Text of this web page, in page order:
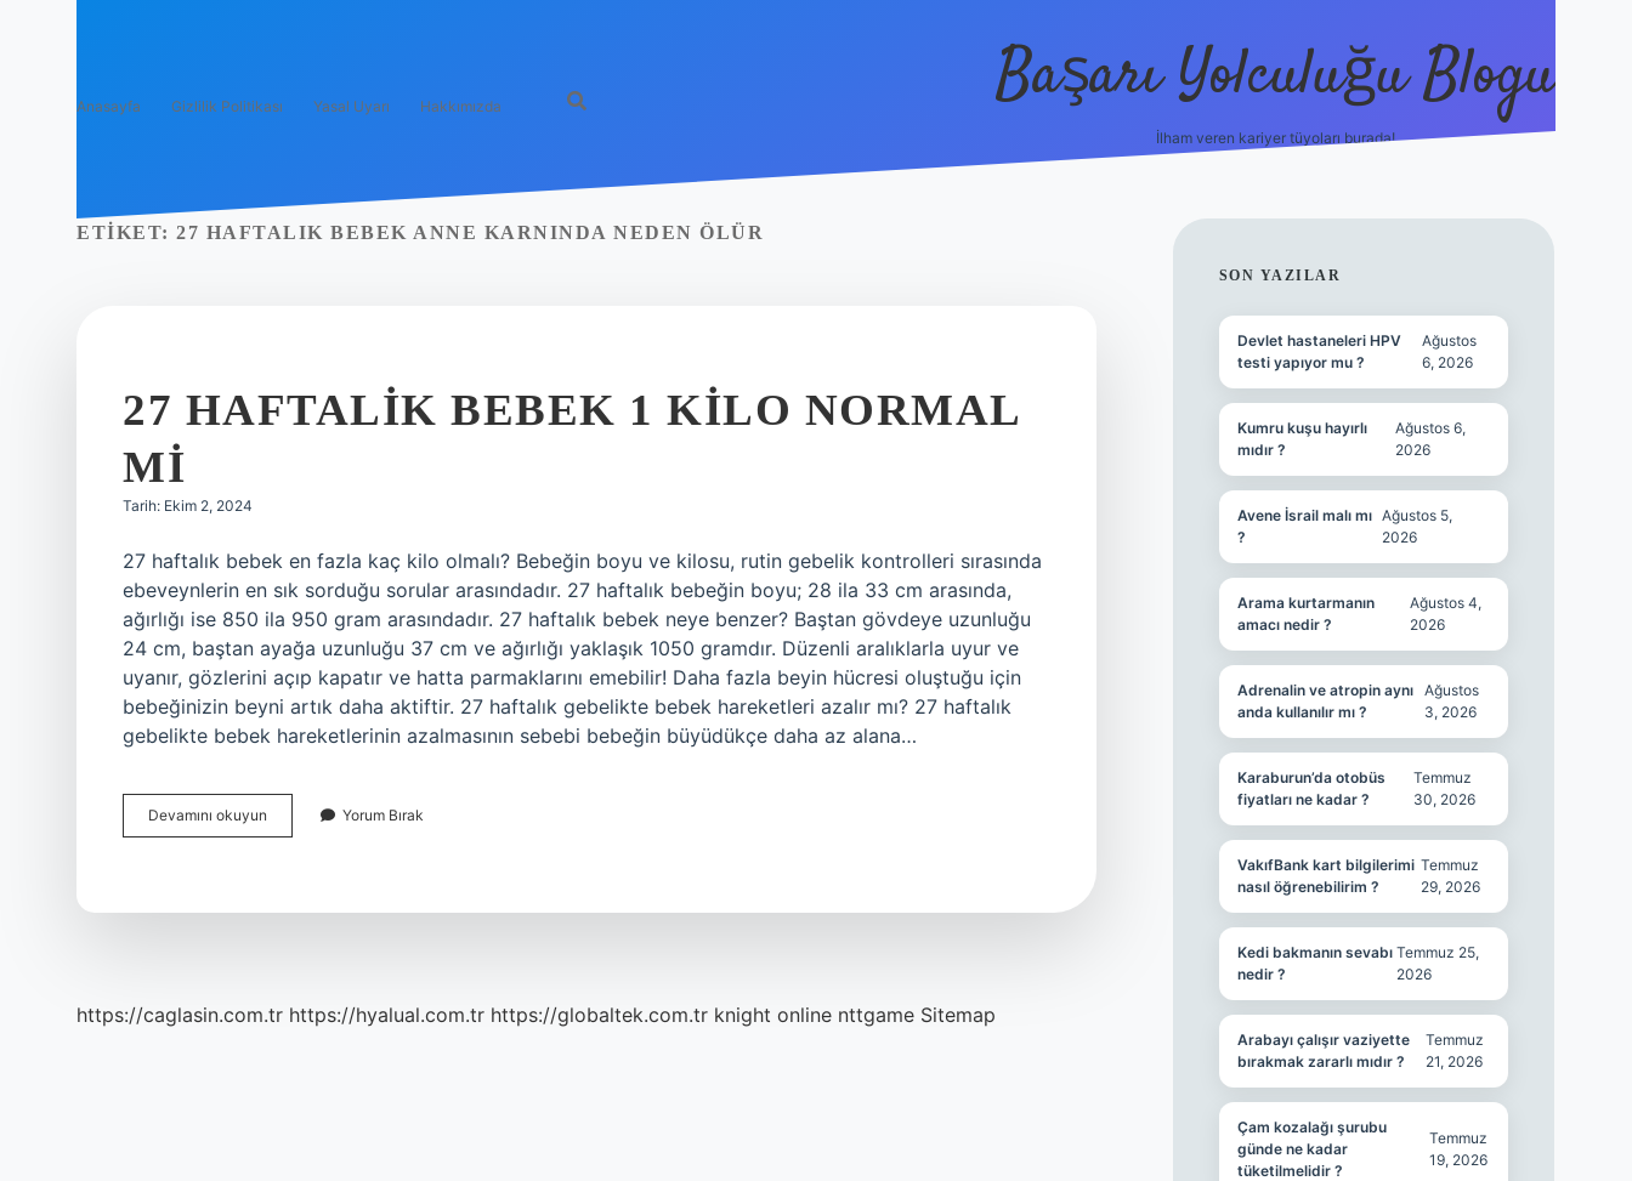
Anasayfa Gizlilik Politikası Yasal Uyarı Hakkımızda Başarı Yolculuğu Blogu
İlham veren kariyer tüyoları burada!
ETIKET: 27 HAFTALIK BEBEK ANNE KARNINDA NEDEN ÖLÜR
27 HAFTALIK BEBEK 1 KILO NORMAL
MI
Tarih: Ekim 2, 2024
27 haftalık bebek en fazla kaç kilo olmalı? Bebeğin boyu ve kilosu, rutin gebelik kontrolleri sırasında
ebeveynlerin en sık sorduğu sorular arasındadır. 27 haftalık bebeğin boyu; 28 ila 33 cm arasında,
ağırlığı ise 850 ila 950 gram arasındadır. 27 haftalık bebek neye benzer? Baştan gövdeye uzunluğu
24 cm, baştan ayağa uzunluğu 37 cm ve ağırlığı yaklaşık 1050 gramdır. Düzenli aralıklarla uyur ve
uyanır, gözlerini açıp kapatır ve hatta parmaklarını emebilir! Daha fazla beyin hücresi oluştuğu için
bebeğinizin beyni artık daha aktiftir. 27 haftalık gebelikte bebek hareketleri azalır mı? 27 haftalık
gebelikte bebek hareketlerinin azalmasının sebebi bebeğin büyüdükçe daha az alana…
Devamını okuyun
Haftalik
Yorum Bırak
https://caglasin.com.tr https://hyalual.com.tr https://globaltek.com.tr knight online nttgame Sitemap
SIDEBAR
SON YAZILAR
Devlet hastaneleri HPV
testi yapıyor mu ?
Ağustos
6, 2026
Kumru kuşu hayırlı
mıdır ?
Ağustos 6,
2026
Avene İsrail malı mı
?
Ağustos 5,
2026
Arama kurtarmanın
amacı nedir ?
Ağustos 4,
2026
Adrenalin ve atropin aynı
anda kullanılır mı ?
Ağustos
3, 2026
Karaburun’da otobüs
fiyatları ne kadar ?
Temmuz
30, 2026
VakıfBank kart bilgilerimi
nasıl öğrenebilirim ?
Temmuz
29, 2026
Kedi bakmanın sevabı
nedir ?
Temmuz 25,
2026
Arabayı çalışır vaziyette
bırakmak zararlı mıdır ?
Temmuz
21, 2026
Çam kozalağı şurubu
günde ne kadar
tüketilmelidir ?
Temmuz
19, 2026
https://